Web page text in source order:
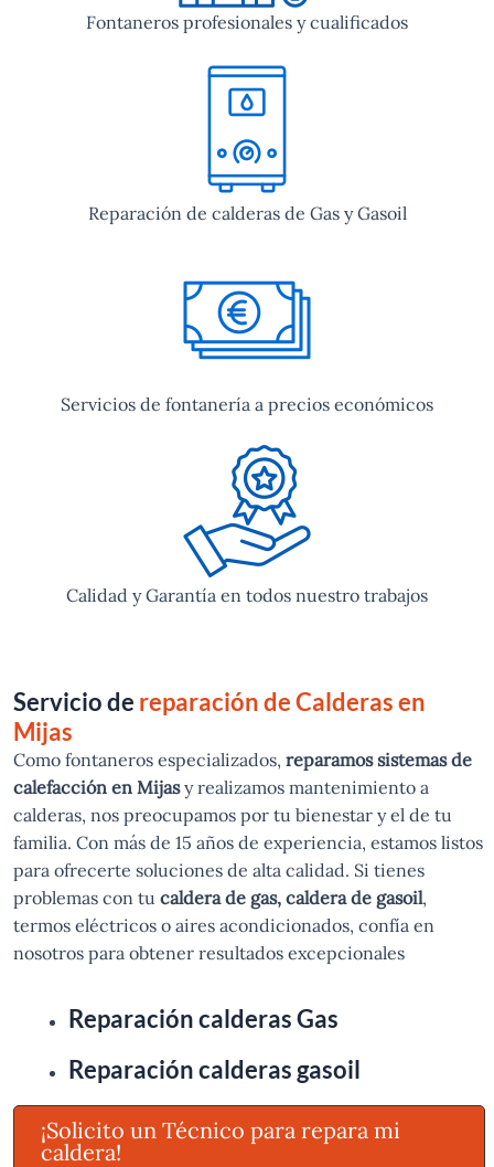
Fontaneros profesionales y cualificados
Reparación de calderas de Gas y Gasoil
Servicios de fontanería a precios económicos
Calidad y Garantía en todos nuestro trabajos
Servicio de reparación de Calderas en
Mijas
Como fontaneros especializados, reparamos sistemas de
calefacción en Mijasy realizamos mantenimiento a
calderas, nos preocupamos por tu bienestar y el de tu
familia. Con más de 15 años de experiencia, estamos listos
para ofrecerte soluciones de alta calidad. Si tienes
problemas con tu caldera de gas, caldera de gasoil,
termos eléctricos o aires acondicionados, confía en
nosotros para obtener resultados excepcionales
Reparación calderas Gas
Reparación calderas gasoil
¡Solicito un Técnico para repara mi
caldera!